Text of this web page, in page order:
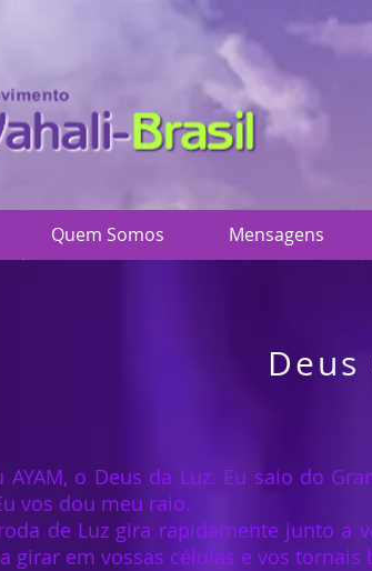
Quem Somos Mensagens
AYAM, o Deus da Luz. Eu saio do
vos dou meu raio.
de Luz gira rapidamente junto a
girar em vossas células e vos tornais
Deus